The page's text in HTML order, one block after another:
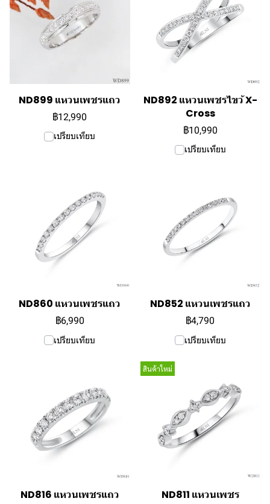
ND899 แหวนเพชรแถว
฿12,990
เปรียบเทียบ
ND892 แหวนเพชรไขว้ X-
Cross
฿10,990
เปรียบเทียบ
ND860 แหวนเพชรแถว
฿6,990
เปรียบเทียบ
ND852 แหวนเพชรแถว
฿4,790
เปรียบเทียบ
ND816 แหวนเพชรแถว
สินค้าใหม่
ND811 แหวนเพชร